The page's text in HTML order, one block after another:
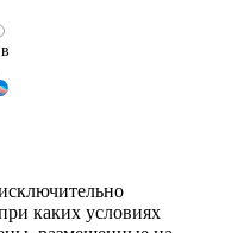
каких условиях